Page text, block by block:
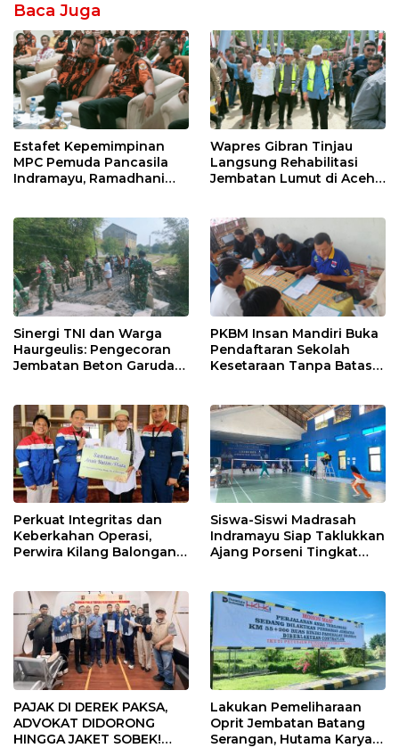
Baca Juga
Estafet Kepemimpinan
MPC Pemuda Pancasila
Indramayu, Ramadhani
Muscablub
Wapres Gibran Tinjau
Langsung Rehabilitasi
Jembatan Lumut di Aceh
Sinergi TNI dan Warga
Haurgeulis: Pengecoran
Jembatan Beton Garuda
PKBM Insan Mandiri Buka
Pendaftaran Sekolah
Kesetaraan Tanpa Batas
Perkuat Integritas dan
Keberkahan Operasi,
Perwira Kilang Balongan
Siswa-Siswi Madrasah
Indramayu Siap Taklukkan
Ajang Porseni Tingkat
PAJAK DI DEREK PAKSA,
ADVOKAT DIDORONG
HINGGA JAKET SOBEK!
Lakukan Pemeliharaan
Oprit Jembatan Batang
Serangan, Hutama Karya